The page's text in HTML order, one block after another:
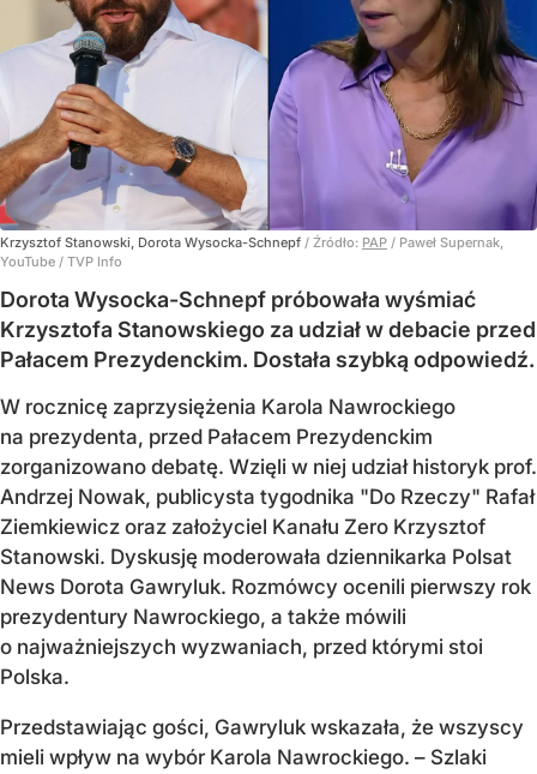
Krzysztof Stanowski, Dorota Wysocka-Schnepf / Źródło: PAP / Paweł Supernak,
YouTube / TVP Info
Dorota Wysocka-Schnepf próbowała wyśmiać
Krzysztofa Stanowskiego za udział w debacie przed
Pałacem Prezydenckim. Dostała szybką odpowiedź.
W rocznicę zaprzysiężenia Karola Nawrockiego
na prezydenta, przed Pałacem Prezydenckim
zorganizowano debatę. Wzięli w niej udział historyk prof.
Andrzej Nowak, publicysta tygodnika "Do Rzeczy" Rafał
Ziemkiewicz oraz założyciel Kanału Zero Krzysztof
Stanowski. Dyskusję moderowała dziennikarka Polsat
News Dorota Gawryluk. Rozmówcy ocenili pierwszy rok
prezydentury Nawrockiego, a także mówili
o najważniejszych wyzwaniach, przed którymi stoi
Polska.
Przedstawiając gości, Gawryluk wskazała, że wszyscy
mieli wpływ na wybór Karola Nawrockiego. – Szlaki